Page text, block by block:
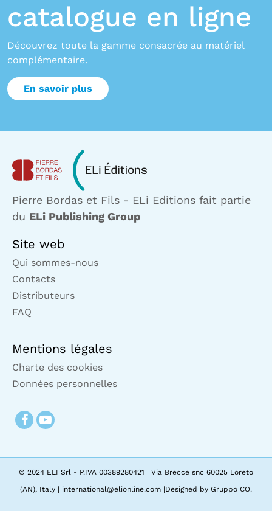
catalogue en ligne
Découvrez toute la gamme consacrée au matériel
complémentaire.
En savoir plus
Pierre Bordas et Fils - ELi Editions fait partie
du ELi Publishing Group
Site web
Qui sommes-nous
Contacts
Distributeurs
FAQ
Mentions légales
Charte des cookies
Données personnelles
© 2024 ELI Srl - P.IVA 00389280421 | Via Brecce snc 60025 Loreto
(AN), Italy | international@elionline.com |Designed by Gruppo CO.